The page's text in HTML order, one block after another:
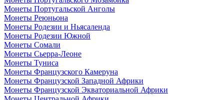
Монеты Португальской Анголы
Монеты Реюньона
Монеты Родезии и Ньясаленда
Монеты Родезии Южной
Монеты Сомали
Монеты Сьерра-Леоне
Монеты Туниса
Монеты Французского Камеруна
Монеты Французской Западной Африки
Монеты Французской Экваториальной Африки